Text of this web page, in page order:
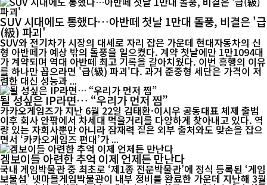
SUV 시대에도 통했다…아반떼 첫날 1만대 돌풍, 비결은 '급
(級) 파괴'
SUV와 전기차가 시장의 대세로 자리 잡은 가운데 현대자동차의 신
형 아반떼가 예상 밖의 돌풍을 일으켰다. 계약 첫날에만 1만1094대
가 계약되며 역대 아반떼 최고 기록을 갈아치웠다. 이번 흥행의 이유
를 하나만 꼽으라면 '급(級) 파괴'다. 과거 준중형 세단은 가격이 저
렴한 대신 성능과 ...
될 성싶은 IP라면… “우리가 먼저 찜”
카카오게임즈가 지난 6월 22일 김태환·이시우 공동대표 체제 출범
이후 회사 안팎에서 차세대 먹을거리를 다양하게 찾아내고 있다. 역
량 있는 자회사뿐만 아니라 잠재력 짙은 외부 출처와도 맞손을 잡으
면서 ‘카카오게임즈 편대’가 ...
겜보이들 아련한 추억 이제 언제든 만난다
국내 게임박물관 중 최초로 ‘제1종 전문박물관’에 정식 등록된 ‘게임
보물섬’ 넷마블게임박물관이 내부 정비를 완료한 가운데 지난해 3월